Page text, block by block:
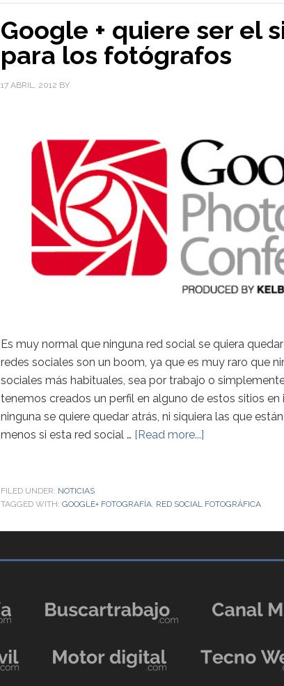
Google + quiere ser el
para los fotógrafos
17 ABRIL, 2012 BY
Es muy normal que ninguna red social se quiera
redes sociales son un boom, ya que es muy raro que
sociales más habituales, sea por trabajo o
tenemos creados un perfil en alguno de estos sitios
ninguna se quiere quedar atrás, ni siquiera las que
menos si esta red social … [Read more...]
FILED UNDER: NOTICIAS
TAGGED WITH: GOOGLE+ FOTOGRAFÍA, RED SOCIAL FOTOGRÁFICA